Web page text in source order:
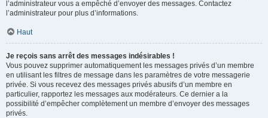
l’administrateur vous a empêché d’envoyer des messages. Contactez
l’administrateur pour plus d’informations.
Haut
Je reçois sans arrêt des messages indésirables !
Vous pouvez supprimer automatiquement les messages privés d’un membre
en utilisant les filtres de message dans les paramètres de votre messagerie
privée. Si vous recevez des messages privés abusifs d’un membre en
particulier, rapportez les messages aux modérateurs. Ce dernier a la
possibilité d’empêcher complètement un membre d’envoyer des messages
privés.